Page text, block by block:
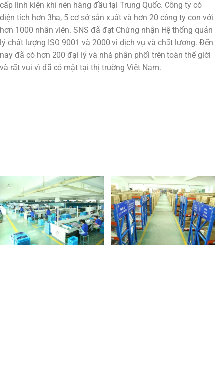
cấp linh kiện khí nén hàng đầu tại Trung Quốc. Công ty có
diện tích hơn 3ha, 5 cơ sở sản xuất và hơn 20 công ty con với
hơn 1000 nhân viên. SNS đã đạt Chứng nhận Hệ thống quản
lý chất lượng ISO 9001 và 2000 vì dịch vụ và chất lượng. Đến
nay đã có hơn 200 đại lý và nhà phân phối trên toàn thế giới
và rất vui vì đã có mặt tại thị trường Việt Nam.